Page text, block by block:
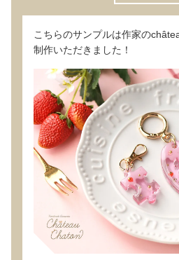
こちらのサンプルは作家の
制作いただきました！